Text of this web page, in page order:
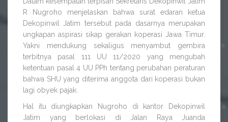
R Nugroho menjelaskan bahwa surat edaran ketua
Dekopinwil Jatim tersebut pada dasarnya merupakan
ungkapan aspirasi sikap gerakan koperasi Jawa Timur.
Yakni mendukung sekaligus menyambut gembira
terbitnya pasal 111 UU 11/2020 yang mengubah
ketentuan pasal 4 UU PPh tentang perubahan peraturan
bahwa SHU yang diterima anggota dari koperasi bukan
lagi obyek pajak.
Hal itu diungkapkan Nugroho di kantor Dekopinwil
Jatim yang berlokasi di Jalan Raya Juanda